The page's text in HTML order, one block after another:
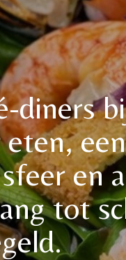
diners
een
en
tot